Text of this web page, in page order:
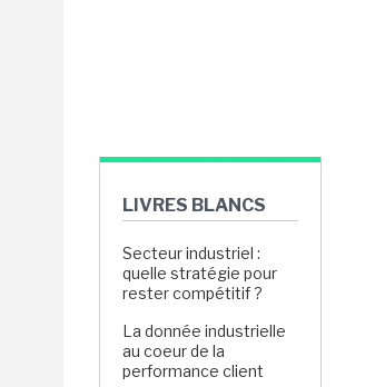
LIVRES BLANCS
Secteur industriel :
quelle stratégie pour
rester compétitif ?
La donnée industrielle
au coeur de la
performance client